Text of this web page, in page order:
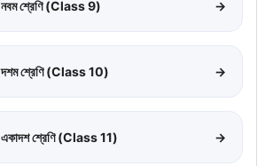
নবম শ্রেণি (Class 9) →
দশম শ্রেণি (Class 10) →
একাদশ শ্রেণি (Class 11) →